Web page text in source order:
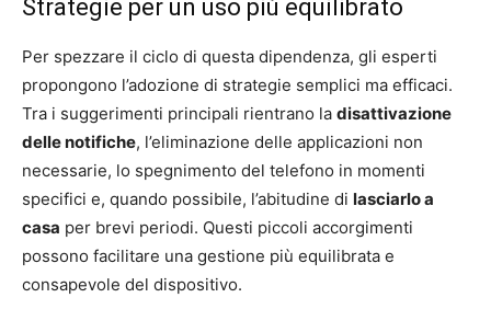
Strategie per un uso più equilibrato
Per spezzare il ciclo di questa dipendenza, gli esperti
propongono l’adozione di strategie semplici ma efficaci.
Tra i suggerimenti principali rientrano la disattivazione
delle notifiche, l’eliminazione delle applicazioni non
necessarie, lo spegnimento del telefono in momenti
specifici e, quando possibile, l’abitudine di lasciarlo a
casa per brevi periodi. Questi piccoli accorgimenti
possono facilitare una gestione più equilibrata e
consapevole del dispositivo.